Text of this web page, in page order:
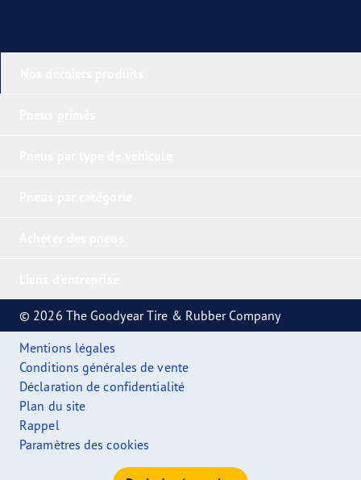
© 2026 The Goodyear Tire & Rubber Company
Mentions légales
Conditions générales de vente
Déclaration de confidentialité
Plan du site
Rappel
Paramètres des cookies